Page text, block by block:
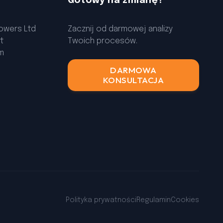
Ltd
Zacznij od darmowej analizy
Twoich procesów.
DARMOWA
KONSULTACJA
Polityka prywatności RegulaminCookies